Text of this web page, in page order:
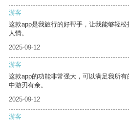
游客
这款app是我旅行的好帮手，让我能够轻
人情。
2025-09-12
游客
这款app的功能非常强大，可以满足我所
中游刃有余。
2025-09-12
游客